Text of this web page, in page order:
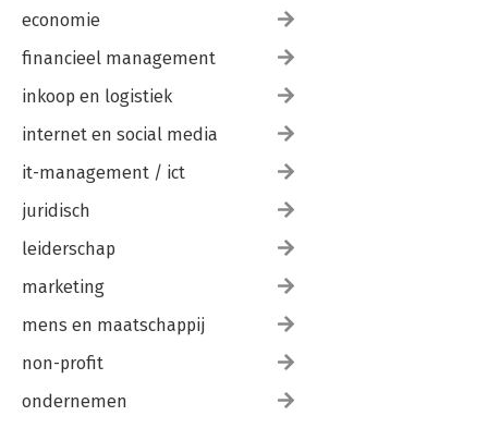
economie
financieel management
inkoop en logistiek
internet en social media
it-management / ict
juridisch
leiderschap
marketing
mens en maatschappij
non-profit
ondernemen